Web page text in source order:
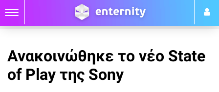
Ανακοινώθηκε το νέο State
of Play της Sony